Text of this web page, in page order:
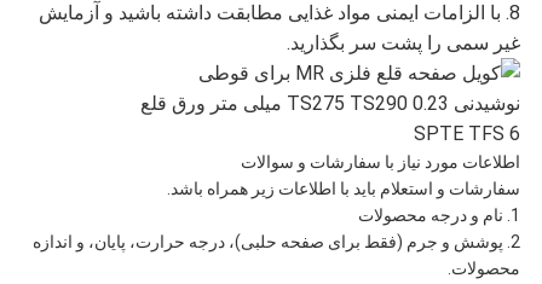
8. با الزامات ایمنی مواد غذایی مطابقت داشته باشید و آزمایش
غیر سمی را پشت سر بگذارید.
اطلاعات مورد نیاز با سفارشات و سوالات
سفارشات و استعلام باید با اطلاعات زیر همراه باشد.
1. نام و درجه محصولات
2. پوشش و جرم (فقط برای صفحه حلبی)، درجه حرارت، پایان، و اندازه
محصولات.